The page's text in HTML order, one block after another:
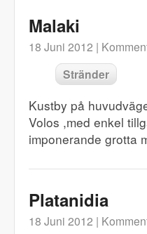
Malaki
18 Juni 2012 |
Stränder
Kustby på
Volos ,med enkel
imponerande grotta
Platanidia
18 Juni 2012 |